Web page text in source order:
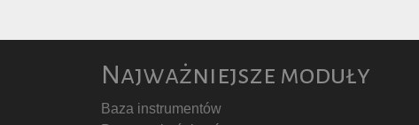
Najważniejsze moduły
Baza instrumentów